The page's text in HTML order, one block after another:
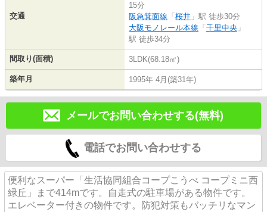
交通
15分
阪急箕面線 「 桜井 」駅 徒歩30分
大阪モノレール本線 「 千里中央 」
駅 徒歩34分
間取り(面積) 3LDK(68.18㎡)
築年月 1995年 4月(築31年)
メールでお問い合わせする(無料)
電話でお問い合わせする
便利なスーパー「生活協同組合コープこうべ コープミニ西
緑丘」まで414mです。自走式の駐車場がある物件です。
エレベーター付きの物件です。防犯対策もバッチリなマン